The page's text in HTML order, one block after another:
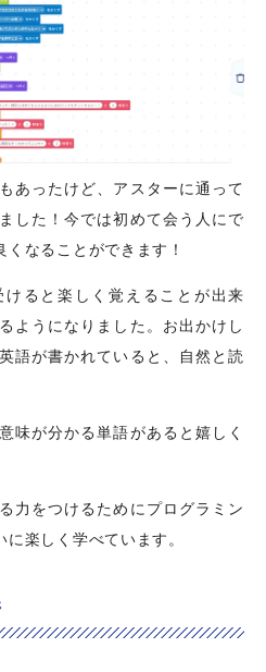
あったけど、アスターに通って
した！今では初めて会う人にで
なることができます！
ると楽しく覚えることが出来
ようになりました。お出かけし
語が書かれていると、自然と読
味が分かる単語があると嬉しく
力をつけるためにプログラミン
楽しく学べています。